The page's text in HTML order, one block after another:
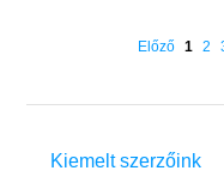
Előző 1 2
Kiemelt szerzőink